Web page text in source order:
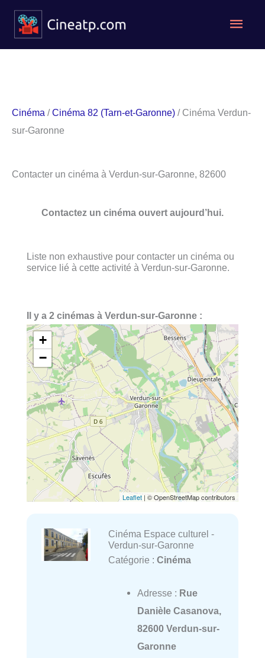
Aller
Cinéma /Cinéma 82 (Tarn-et-Garonne) / Cinéma Verdun-
sur-Garonne
Contacter un cinéma à Verdun-sur-Garonne, 82600
Contactez un cinéma ouvert aujourd’hui.
Liste non exhaustive pour contacter un cinéma ou
service lié à cette activité à Verdun-sur-Garonne.
Il y a 2 cinémas à Verdun-sur-Garonne :
+
−
Leaflet | © OpenStreetMap contributors
Cinéma Espace culturel -
Verdun-sur-Garonne
Catégorie : Cinéma
Adresse : Rue
Danièle Casanova,
82600 Verdun-sur-
Garonne